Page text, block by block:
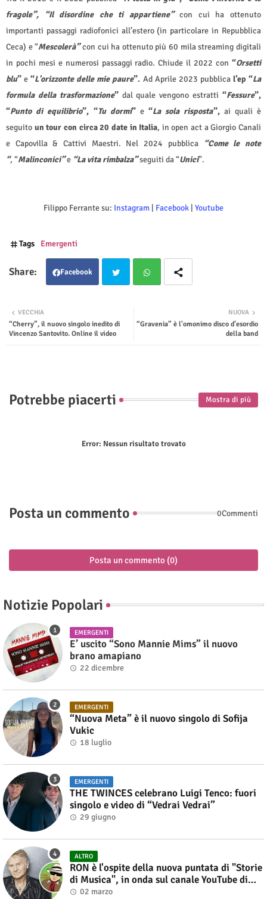
fragole”,
“Il disordine che ti appartiene”con cui ha ottenuto
importanti passaggi radiofonici all’estero (in particolare in Repubblica
Ceca) e “Mescolerà”con cui ha ottenuto più 60 mila streaming digitali
in pochi mesi e numerosi passaggi radio. Chiude il 2022 con “Orsetti
blu”e“L'orizzonte delle mie paure”. Ad Aprile 2023 pubblica l’ep “La
formula della trasformazione” dal quale vengono estratti “Fessure”,
“Punto di equilibrio”, “Tu dormi” e“La sola risposta”, ai quali è
seguito un tour con circa 20 date in Italia, in open act a Giorgio Canali
e Capovilla & Cattivi Maestri. Nel 2024 pubblica
“Come le note
“, “Malinconici”e “La vita rimbalza”seguiti da “Unici”.
Filippo Ferrante su: Instagram Facebook Youtube
Tags Emergenti
Facebook
ter tsap
NUOVA
“Gravenia” è l'omonimo disco d’esordio
della band
VECCHIA
“Cherry”, il nuovo singolo inedito di
Vincenzo Santovito. Online il video
Potrebbe piacerti Mostra di più
Error: Nessun risultato trovato
Posta un commento 0Commenti
Posta un commento (0)
Notizie Popolari
EMERGENTI
E’ uscito “Sono Mannie Mims” il nuovo
brano amapiano
22 dicembre
EMERGENTI
“Nuova Meta” è il nuovo singolo di Sofija
Vukic
18 luglio
EMERGENTI
THE TWINCES celebrano Luigi Tenco: fuori
singolo e video di “Vedrai Vedrai”
29 giugno
ALTRO
RON è l'ospite della nuova puntata di "Storie
di Musica", in onda sul canale YouTube di
Alberto Salerno
02 marzo